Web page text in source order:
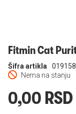
Fitmin Cat
Nema na stanju
Šifra artikla 019158
0,00 RSD